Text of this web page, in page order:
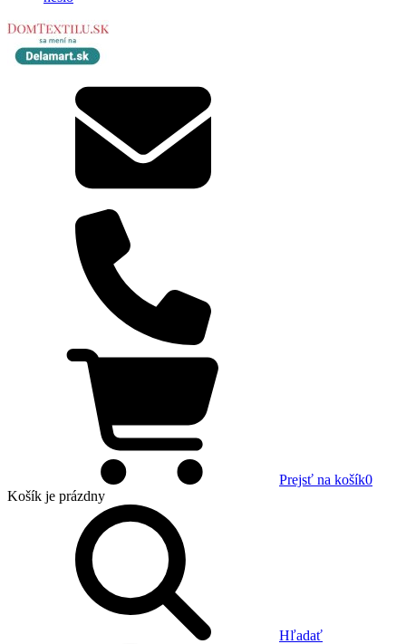
Prejsť na košík0
Košík je prázdny
Hľadať